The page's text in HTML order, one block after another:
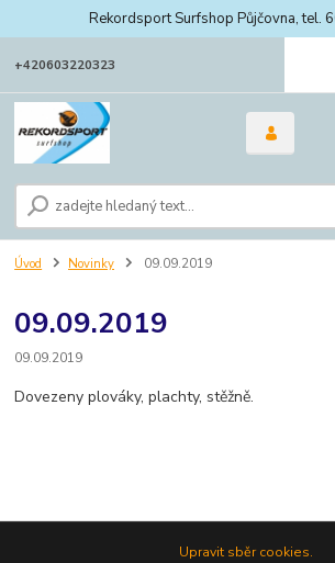
Rekordsport Surfshop Půjčovna, tel.
+420603220323
Úvod Novinky 09.09.2019
09.09.2019
09.09.2019
Dovezeny plováky, plachty, stěžně.
Upravit sběr cookies.